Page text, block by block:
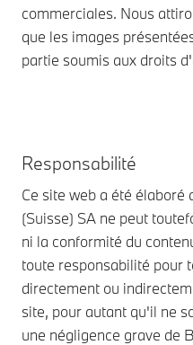
commerciales. Nous
que les images
partie soumis aux droits
Responsabilité
Ce site web a été élaboré
(Suisse) SA ne peut
ni la conformité du
toute responsabilité pour
directement ou
site, pour autant qu'il ne
une négligence grave de